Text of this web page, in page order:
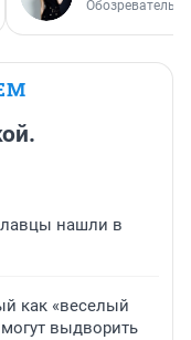
Обозреватель
нашли в
как «веселый
выдворить